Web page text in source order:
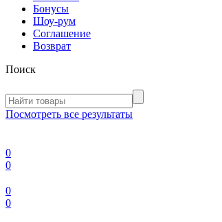
Бонусы
Шоу-рум
Соглашение
Возврат
Поиск
Посмотреть все результаты
0
0
0
0